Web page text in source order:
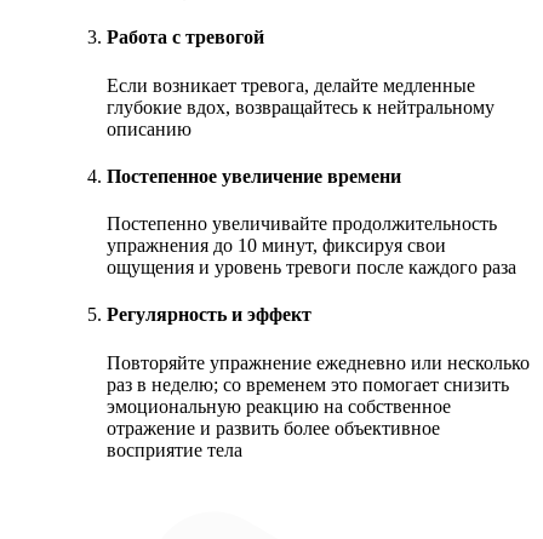
Работа с тревогой
Если возникает тревога, делайте медленные
глубокие вдох, возвращайтесь к нейтральному
описанию
Постепенное увеличение времени
Постепенно увеличивайте продолжительность
упражнения до 10 минут, фиксируя свои
ощущения и уровень тревоги после каждого раза
Регулярность и эффект
Повторяйте упражнение ежедневно или несколько
раз в неделю; со временем это помогает снизить
эмоциональную реакцию на собственное
отражение и развить более объективное
восприятие тела